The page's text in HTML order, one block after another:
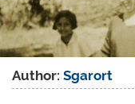
Author:Sgarort